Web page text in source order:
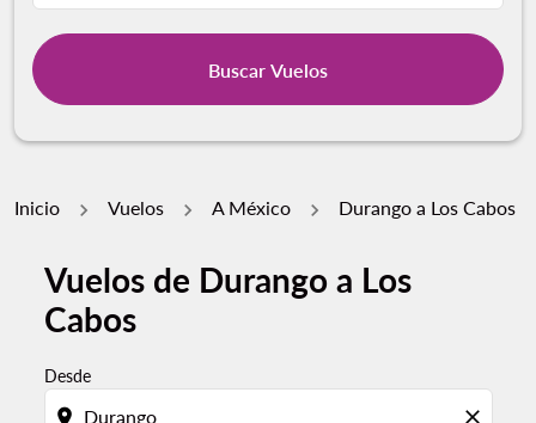
Buscar Vuelos
Inicio Vuelos A México Durango a Los Cabos
Vuelos de Durango a Los
Cabos
Desde
location_on close